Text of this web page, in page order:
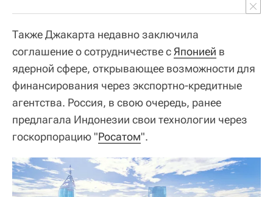
Также Джакарта недавно заключила
соглашение о сотрудничестве с Японией в
ядерной сфере, открывающее возможности для
финансирования через экспортно-кредитные
агентства. Россия, в свою очередь, ранее
предлагала Индонезии свои технологии через
госкорпорацию "Росатом".